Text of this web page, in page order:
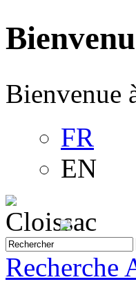
Bienvenue
FR
EN
Recherche